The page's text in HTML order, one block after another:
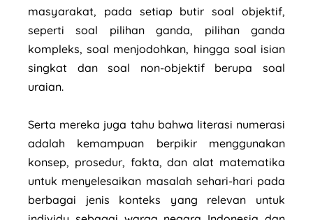
masyarakat, pada setiap butir soal objektif,
seperti soal pilihan ganda, pilihan ganda
kompleks, soal menjodohkan, hingga soal isian
singkat dan soal non-objektif berupa soal
uraian.
Serta mereka juga tahu bahwa literasi numerasi
adalah kemampuan berpikir menggunakan
konsep, prosedur, fakta, dan alat matematika
untuk menyelesaikan masalah sehari-hari pada
berbagai jenis konteks yang relevan untuk